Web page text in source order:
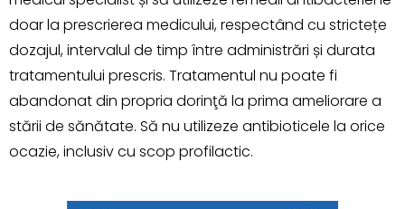
doar la prescrierea medicului, respectând cu strictețe
dozajul, intervalul de timp între administrări și durata
tratamentului prescris. Tratamentul nu poate fi
abandonat din propria dorinţă la prima ameliorare a
stării de sănătate. Să nu utilizeze antibioticele la orice
ocazie, inclusiv cu scop profilactic.